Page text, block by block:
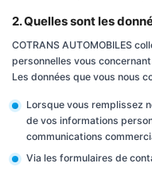
2. Quelles sont les
COTRANS AUTOMOBILES
personnelles vous
Les données que vous nous
Lorsque vous remplissez
de vos informations
communications
Via les formulaires de